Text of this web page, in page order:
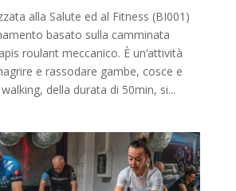
alla Salute ed al Fitness (BI001)
basato sulla camminata
roulant meccanico. È un’attività
e rassodare gambe, cosce e
della durata di 50min, si...